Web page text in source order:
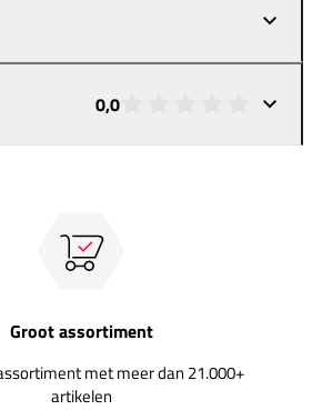
0,0
Groot assortiment
met meer dan 21.000+
artikelen